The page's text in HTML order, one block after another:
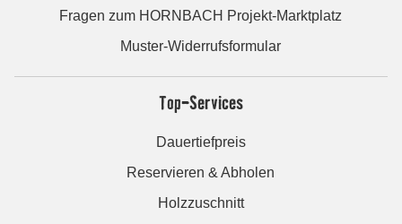
Fragen zum HORNBACH Projekt-Marktplatz
Muster-Widerrufsformular
Top-Services
Dauertiefpreis
Reservieren & Abholen
Holzzuschnitt